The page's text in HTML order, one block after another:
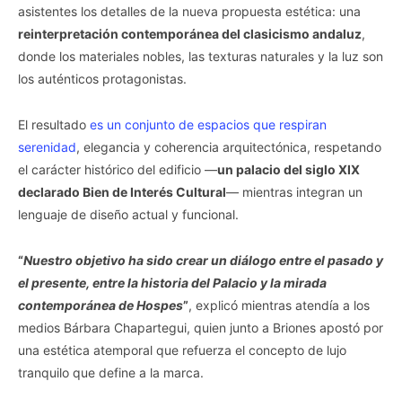
asistentes los detalles de la nueva propuesta estética: una
reinterpretación contemporánea del clasicismo andaluz,
donde los materiales nobles, las texturas naturales y la luz son
los auténticos protagonistas.
El resultado es un conjunto de espacios que respiran
serenidad, elegancia y coherencia arquitectónica, respetando
el carácter histórico del edificio —un palacio del siglo XIX
declarado Bien de Interés Cultural— mientras integran un
lenguaje de diseño actual y funcional.
“Nuestro objetivo ha sido crear un diálogo entre el pasado y
el presente, entre la historia del Palacio y la mirada
contemporánea de Hospes”, explicó mientras atendía a los
medios Bárbara Chapartegui, quien junto a Briones apostó por
una estética atemporal que refuerza el concepto de lujo
tranquilo que define a la marca.